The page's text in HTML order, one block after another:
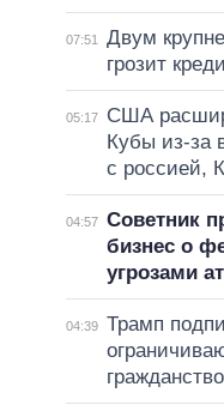
07:51
Двум
грозит
05:17
США
Кубы из-за
с россией,
04:57 Советник
бизнес о
угрозами
04:39 Трамп